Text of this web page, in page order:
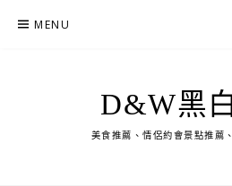
MENU
D&W黑
美食推薦、情侶約會景點推薦